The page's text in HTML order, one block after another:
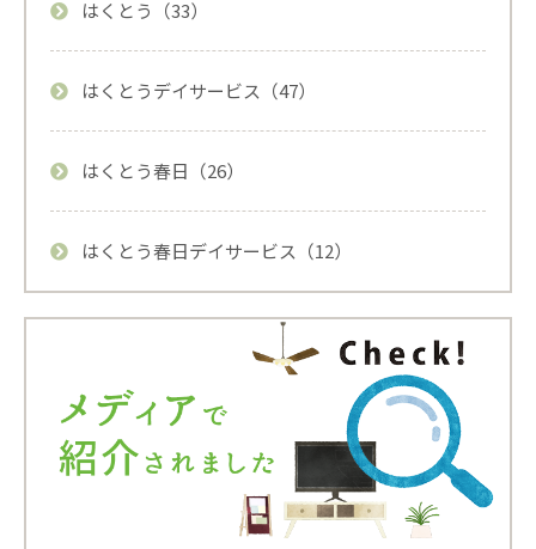
はくとう（33）
はくとうデイサービス（47）
はくとう春日（26）
はくとう春日デイサービス（12）